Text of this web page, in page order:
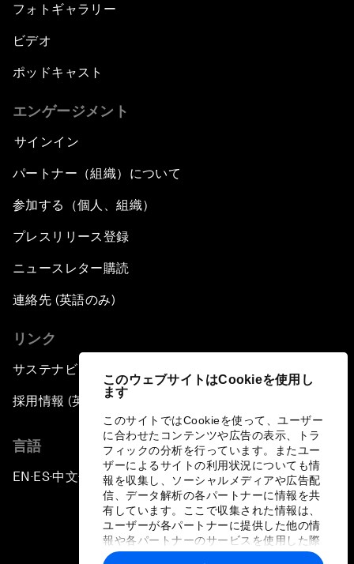
このウェブサイトはCookieを使用し
ます
このサイトではCookieを使って、ユーザー
に合わせたコンテンツや広告の表示、トラ
フィックの分析を行っています。またユー
ザーによるサイトの利用状況についても情
報を収集し、ソーシャルメディアや広告配
信、データ解析の各パートナーに情報を共
有しています。ここで収集された情報は、
ユーザーが各パートナーに提供した他の情
報や各パートナーのサービスを使用した際
に収集された情報と組み合わされ、各パー
フォトギャラリー
ビデオ
ポッドキャスト
エンゲージメント
サインイン
パートナー（組織）について
参加する（個人、組織）
プレスリリース登録
ニュースレター購読
連絡先 (英語のみ)
リンク
サステナビリティへの取り組み
採用情報 (英語のみ)
言語
EN ▪ES▪中文▪ 日本語